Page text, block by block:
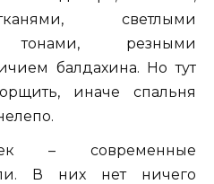
светлыми
тонами, резными
балдахина. Но тут
иначе спальня
– современные
В них нет ничего